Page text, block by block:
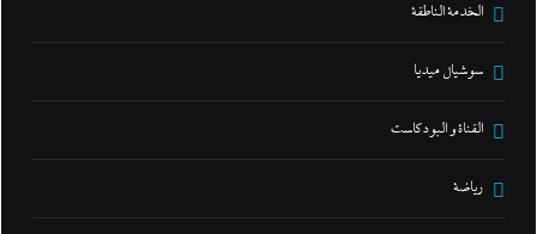
الخدمة الناطقة
سوشيال ميديا
القناة و البودكاست
رياضة